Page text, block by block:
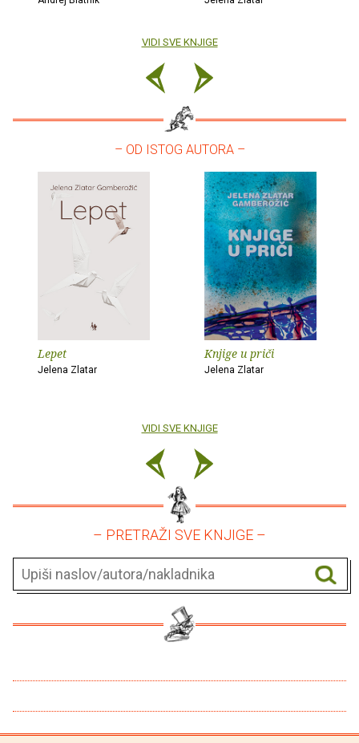
VIDI SVE KNJIGE
– OD ISTOG AUTORA –
Lepet
Jelena Zlatar
Knjige u priči
Jelena Zlatar
VIDI SVE KNJIGE
– PRETRAŽI SVE KNJIGE –